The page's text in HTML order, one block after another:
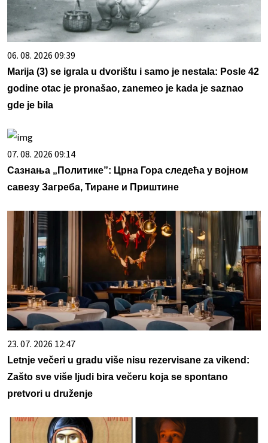
06. 08. 2026 09:39
Marija (3) se igrala u dvorištu i samo je nestala: Posle 42
godine otac je pronašao, zanemeo je kada je saznao
gde je bila
07. 08. 2026 09:14
Сазнања „Политике”: Црна Гора следећа у војном
савезу Загреба, Тиране и Приштине
23. 07. 2026 12:47
Letnje večeri u gradu više nisu rezervisane za vikend:
Zašto sve više ljudi bira večeru koja se spontano
pretvori u druženje